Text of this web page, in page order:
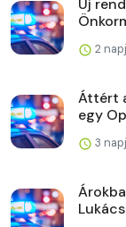
Új
2
Áttért
egy
3